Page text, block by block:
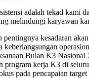
adalah tekad kami
melindungi karyawan
pentingnya kesadaran
keberlangsungan
Bulan K3
program kerja K3 di
pada pencapaian